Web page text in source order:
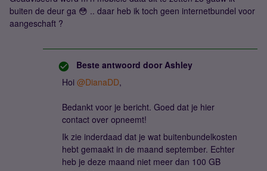
buiten de deur ga 😳 .. daar heb ik toch geen internetbundel voor
aangeschaft ?
Beste antwoord door Ashley
Hoi @DianaDD,
Bedankt voor je bericht. Goed dat je hier
contact over opneemt!
Ik zie inderdaad dat je wat buitenbundelkosten
hebt gemaakt in de maand september. Echter
heb je deze maand niet meer dan 100 GB